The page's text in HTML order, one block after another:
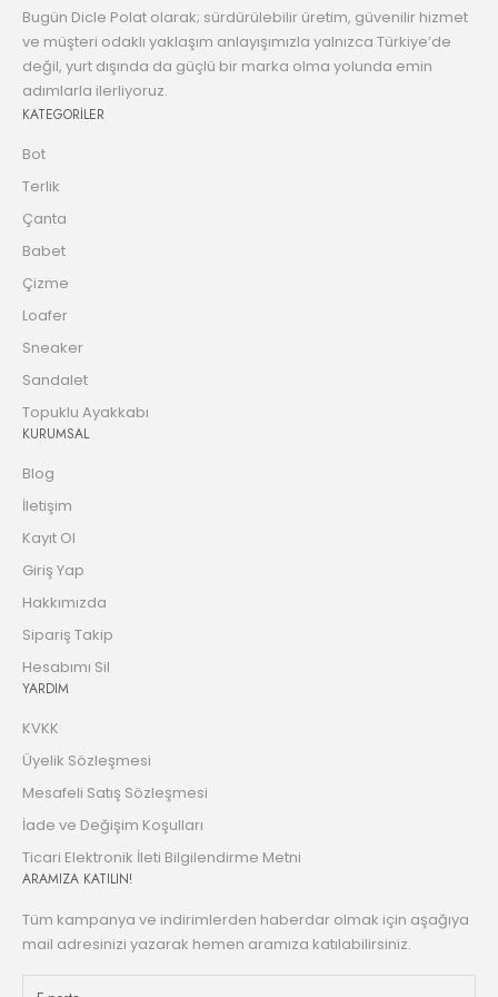
Bugün Dicle Polat olarak; sürdürülebilir üretim, güvenilir hizmet
ve müşteri odaklı yaklaşım anlayışımızla yalnızca Türkiye’de
değil, yurt dışında da güçlü bir marka olma yolunda emin
adımlarla ilerliyoruz.
KATEGORİLER
Bot
Terlik
Çanta
Babet
Çizme
Loafer
Sneaker
Sandalet
Topuklu Ayakkabı
KURUMSAL
Blog
İletişim
Kayıt Ol
Giriş Yap
Hakkımızda
Sipariş Takip
Hesabımı Sil
YARDIM
KVKK
Üyelik Sözleşmesi
Mesafeli Satış Sözleşmesi
İade ve Değişim Koşulları
Ticari Elektronik İleti Bilgilendirme Metni
ARAMIZA KATILIN!
Tüm kampanya ve indirimlerden haberdar olmak için aşağıya
mail adresinizi yazarak hemen aramıza katılabilirsiniz.